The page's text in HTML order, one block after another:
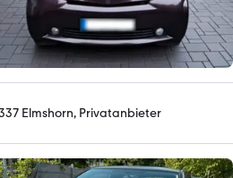
Elmshorn, Privatanbieter